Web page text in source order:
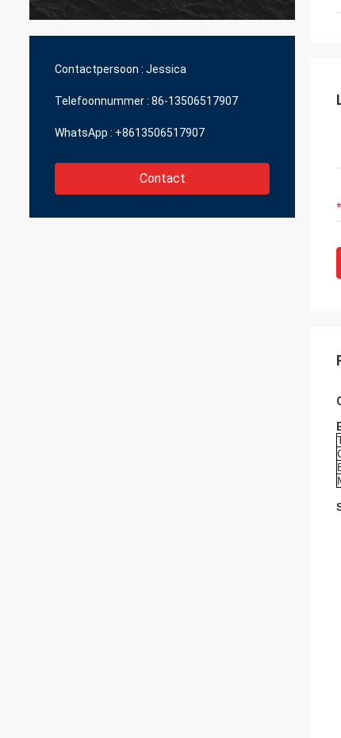
gebruiken al mijn 10 winkels over Albanië
Contactpersoon : Jessica
Telefoonnummer : 86-13506517907
WhatsApp : +8613506517907
Contact